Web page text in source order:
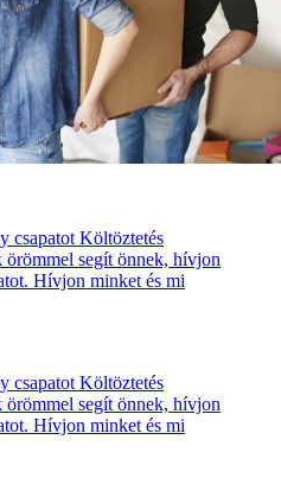
csapatot Költöztetés
örömmel segít önnek, hívjon
Hívjon minket és mi
csapatot Költöztetés
örömmel segít önnek, hívjon
Hívjon minket és mi